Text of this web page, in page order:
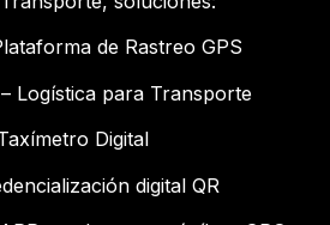
de Rastreo GPS
Logística para Transporte
Digital
digital QR